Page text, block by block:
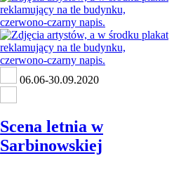
06.06-30.09.2020
Scena letnia w
Sarbinowskiej